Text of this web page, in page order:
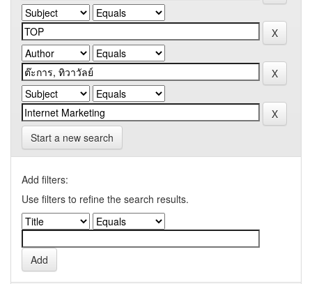
Start a new search
Add filters:
Use filters to refine the search results.